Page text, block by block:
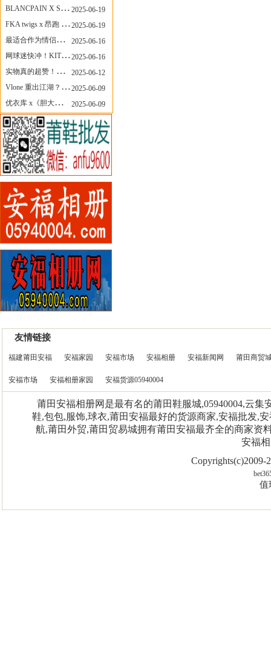
BLANCPAIN X SWATCH联名款 BIOCERAMIC SCUBA FIFTY FATHOMS 系列推出全新 GREEN ABYSS（碧波洋）腕表
2025-06-19
FKA twigs x 昂跑 联名来了，这三双 Cloud X 你选哪一双？
2025-06-19
最适合作为情侣鞋的New Balance 1906 Loafer出现了！
2025-06-16
网球迷快冲！KITH x Wilson 限量球拍太会设计了
2025-06-16
实物真的超赞！NB 新款 2010 新配色
2025-06-12
Vlone 重出江湖？突然又要联名，谁能想到！
2025-06-09
优衣库 x《胆大党》新品公布，第二季联动周边来了！
2025-06-09
友情链接
福建莆田安福 安福家园 安福市场 安福相册 安福新闻网 莆田商贸
安福市场 安福相册家园 安福货源05940004
莆田安福相册网是最有名的莆田鞋服城,05940004,云
鞋,包包,服饰,球衣,莆田安福最好的货源商家,安福批发,
航,莆田外贸,莆田贸易城拥有莆田安福最齐全的商家资
安福
Copyrights(c)2009-
值